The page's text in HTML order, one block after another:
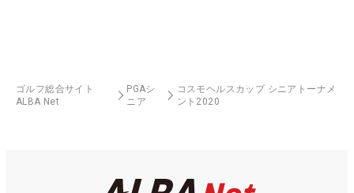
ゴルフ総合サイト
ALBA Net
PGAシ
ニア
コスモヘルスカップ シニアトーナメ
ント2020